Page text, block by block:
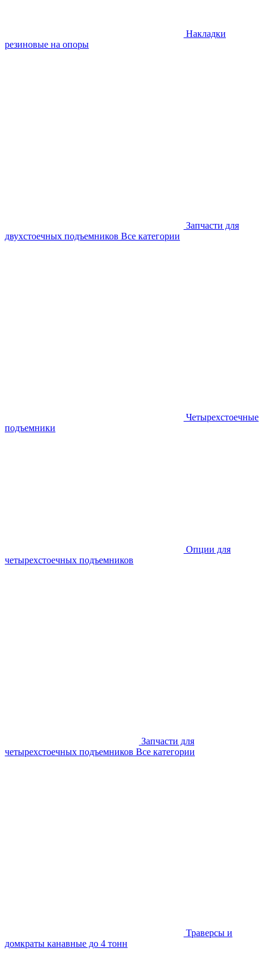
Накладки
резиновые на опоры
Запчасти для
двухстоечных подъемников Все категории
Четырехстоечные
подъемники
Опции для
четырехстоечных подъемников
Запчасти для
четырехстоечных подъемников Все категории
Траверсы и
домкраты канавные до 4 тонн